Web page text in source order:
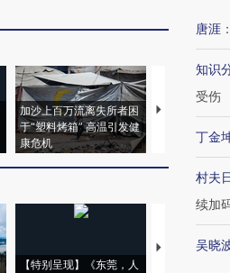
加沙上百万流离失所者困
于“塑料烤箱” 高温引发健
康危机
视线｜HYROX
心“花钱找虐”
【特别呈现】《东莞，人
【推广】走进
唐涯 ：
知识
受伤
丁金
村夫
续加
吴晓